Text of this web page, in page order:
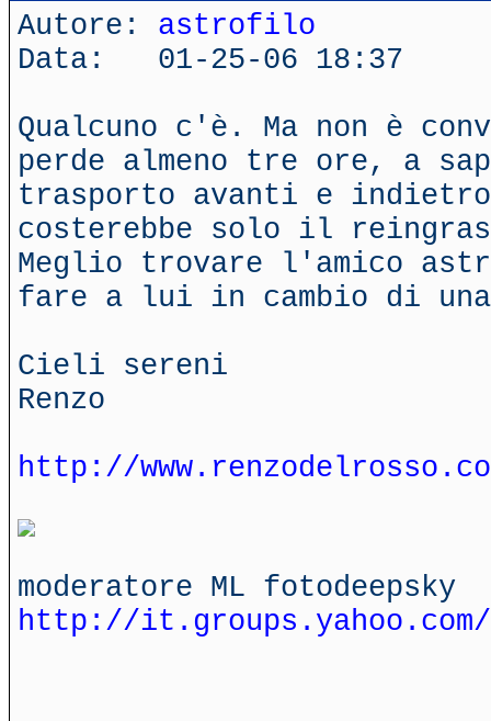
Autore: astrofilo
Data: 01-25-06 18:37
Qualcuno c'è. Ma non è
perde almeno tre ore, a
trasporto avanti e indietro
costerebbe solo il
Meglio trovare l'amico
fare a lui in cambio di
Cieli sereni
Renzo
http://
moderatore ML fotodeepsky
http://it.groups.yahoo.com/